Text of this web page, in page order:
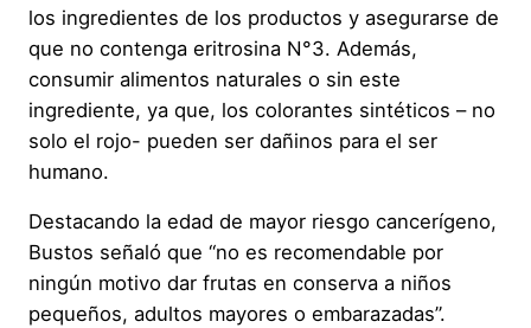
los ingredientes de los productos y asegurarse de
que no contenga eritrosina N°3. Además,
consumir alimentos naturales o sin este
ingrediente, ya que, los colorantes sintéticos – no
solo el rojo- pueden ser dañinos para el ser
humano.
Destacando la edad de mayor riesgo cancerígeno,
Bustos señaló que “no es recomendable por
ningún motivo dar frutas en conserva a niños
pequeños, adultos mayores o embarazadas”.